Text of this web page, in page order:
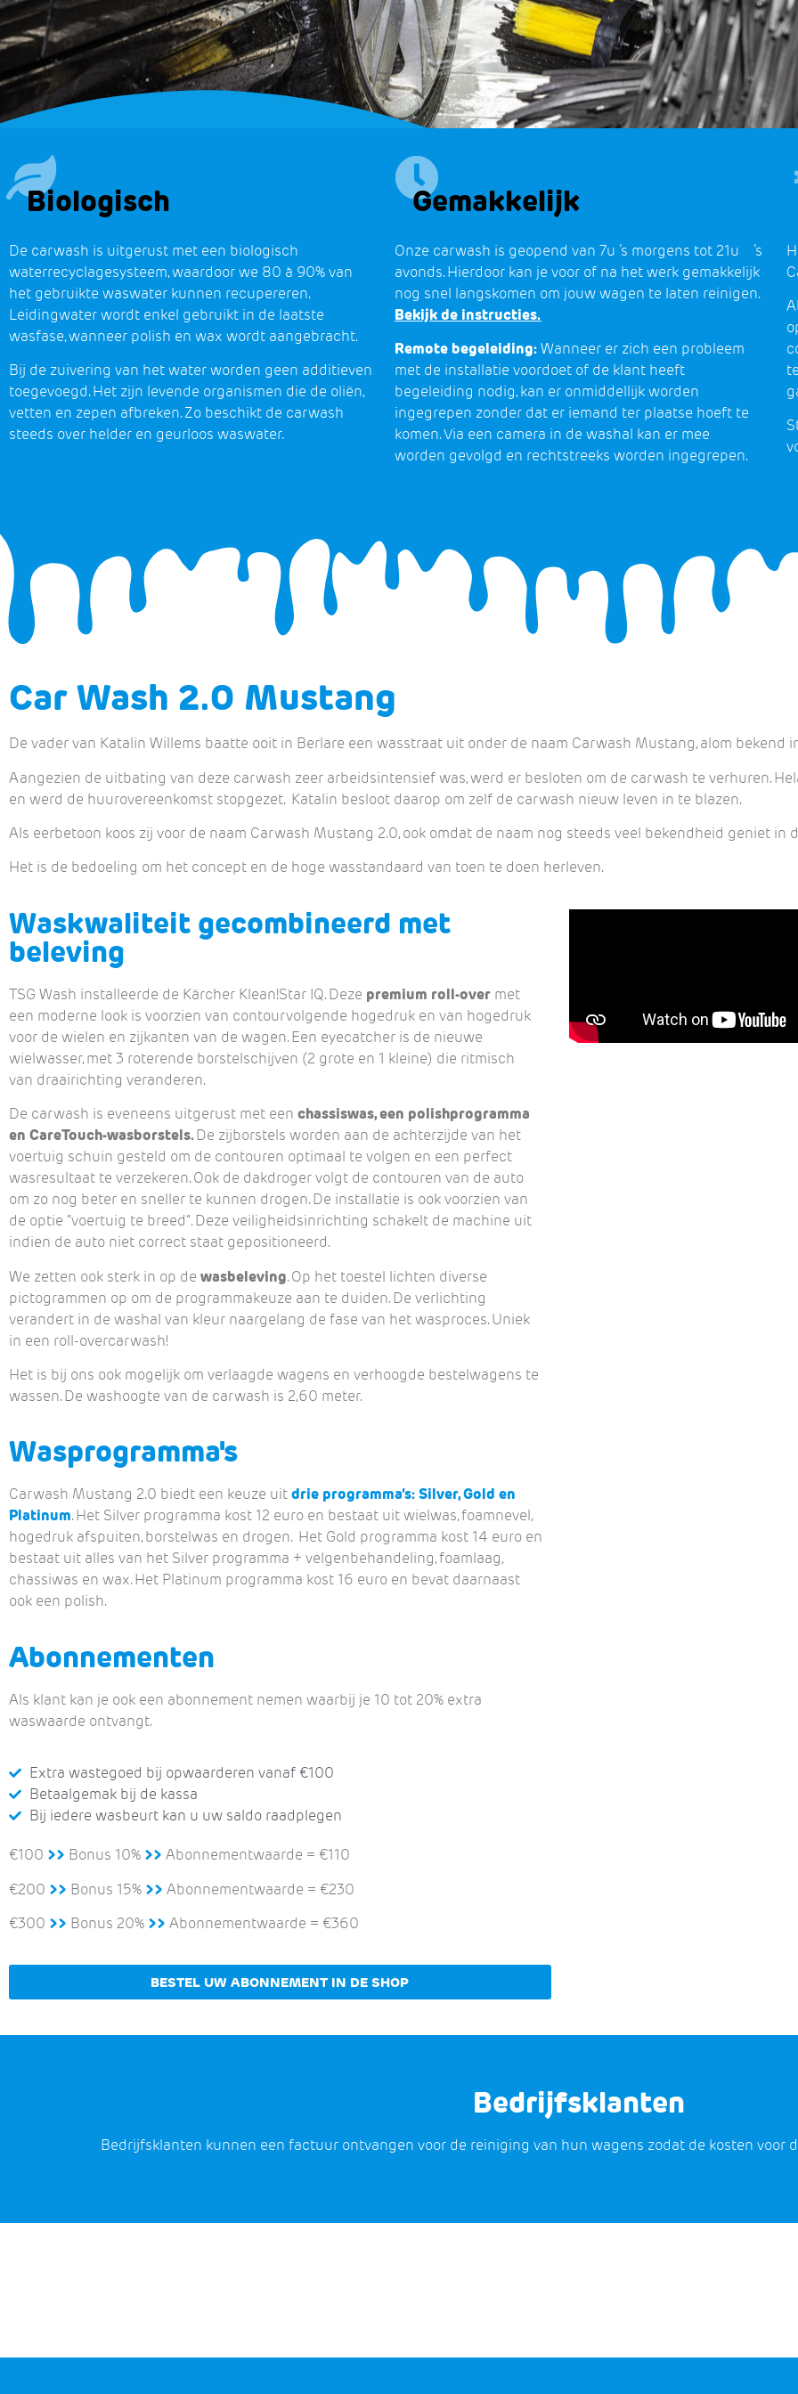
Biologisch
De carwash is uitgerust met een biologisch
waterrecyclagesysteem, waardoor we 80 à 90% van
het gebruikte waswater kunnen recupereren.
Leidingwater wordt enkel gebruikt in de laatste
wasfase, wanneer polish en wax wordt aangebracht.
Bij de zuivering van het water worden geen additieven
toegevoegd. Het zijn levende organismen die de oliën,
vetten en zepen afbreken. Zo beschikt de carwash
steeds over helder en geurloos waswater.
Gemakkelijk
Onze carwash is geopend van 7u ’s morgens tot 21u ’s
avonds. Hierdoor kan je voor of na het werk gemakkelijk
nog snel langskomen om jouw wagen te laten reinigen.
Bekijk de instructies.
Remote begeleiding:Wanneer er zich een probleem
met de installatie voordoet of de klant heeft
begeleiding nodig, kan er onmiddellijk worden
ingegrepen zonder dat er iemand ter plaatse hoeft te
komen. Via een camera in de washal kan er mee
worden gevolgd en rechtstreeks worden ingegrepen.
Car Wash 2.0 Mustang
De vader van Katalin Willems baatte ooit in Berlare een wasstraat uit onder de naam Carwash Mustang, alom bekend
Aangezien de uitbating van deze carwash zeer arbeidsintensief was, werd er besloten om de carwash te verhuren.
en werd de huurovereenkomst stopgezet. Katalin besloot daarop om zelf de carwash nieuw leven in te blazen.
Als eerbetoon koos zij voor de naam Carwash Mustang 2.0, ook omdat de naam nog steeds veel bekendheid geniet in
Het is de bedoeling om het concept en de hoge wasstandaard van toen te doen herleven.
Waskwaliteit gecombineerd met
beleving
TSG Wash installeerde de Kärcher Klean!Star IQ. Deze premium roll-over met
een moderne look is voorzien van contourvolgende hogedruk en van hogedruk
voor de wielen en zijkanten van de wagen. Een eyecatcher is de nieuwe
wielwasser, met 3 roterende borstelschijven (2 grote en 1 kleine) die ritmisch
van draairichting veranderen.
De carwash is eveneens uitgerust met een chassiswas, een polishprogramma
en CareTouch-wasborstels.De zijborstels worden aan de achterzijde van het
voertuig schuin gesteld om de contouren optimaal te volgen en een perfect
wasresultaat te verzekeren. Ook de dakdroger volgt de contouren van de auto
om zo nog beter en sneller te kunnen drogen. De installatie is ook voorzien van
de optie “voertuig te breed”. Deze veiligheidsinrichting schakelt de machine uit
indien de auto niet correct staat gepositioneerd.
We zetten ook sterk in op de wasbeleving. Op het toestel lichten diverse
pictogrammen op om de programmakeuze aan te duiden. De verlichting
verandert in de washal van kleur naargelang de fase van het wasproces. Uniek
in een roll-overcarwash!
Het is bij ons ook mogelijk om verlaagde wagens en verhoogde bestelwagens te
wassen. De washoogte van de carwash is 2,60 meter.
Wasprogramma's
Carwash Mustang 2.0 biedt een keuze uitdrie programma’s: Silver, Gold en
Platinum. Het Silver programma kost 12 euro en bestaat uit wielwas, foamnevel,
hogedruk afspuiten, borstelwas en drogen. Het Gold programma kost 14 euro en
bestaat uit alles van het Silver programma + velgenbehandeling, foamlaag,
chassiwas en wax. Het Platinum programma kost 16 euro en bevat daarnaast
ook een polish.
Abonnementen
Als klant kan je ook een abonnement nemen waarbij je 10 tot 20% extra
waswaarde ontvangt.
Extra wastegoed bij opwaarderen vanaf €100
Betaalgemak bij de kassa
Bij iedere wasbeurt kan u uw saldo raadplegen
€100 >> Bonus 10% >> Abonnementwaarde = €110
€200 >> Bonus 15% >> Abonnementwaarde = €230
€300 >> Bonus 20% >> Abonnementwaarde = €360
BESTEL UW ABONNEMENT IN DE SHOP
Bedrijfsklanten
Bedrijfsklanten kunnen een factuur ontvangen voor de reiniging van hun wagens zodat de kosten voor